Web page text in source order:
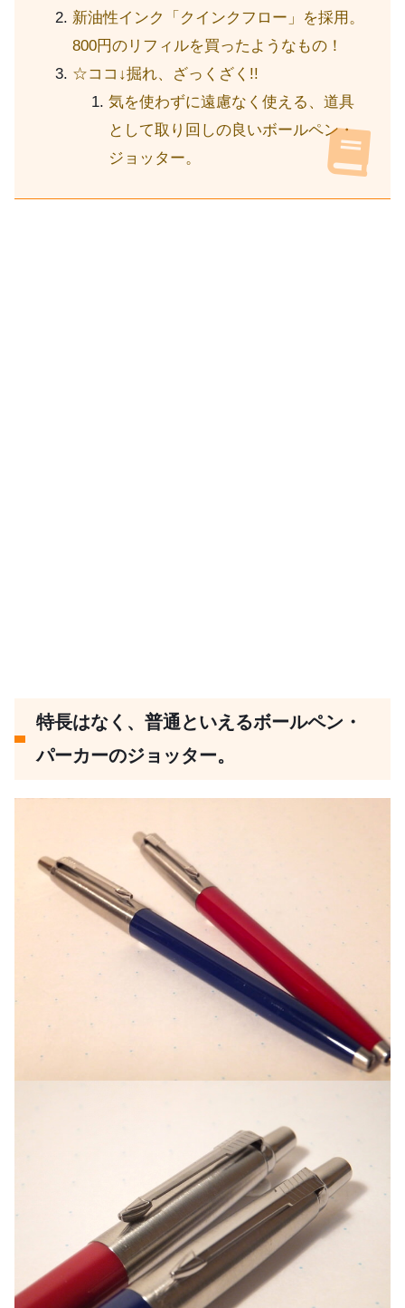
新油性インク「クインクフロー」を採用。
800円のリフィルを買ったようなもの！
☆ココ↓掘れ、ざっくざく!!
気を使わずに遠慮なく使える、道具
として取り回しの良いボールペン・
ジョッター。
特長はなく、普通といえるボールペン・
パーカーのジョッター。